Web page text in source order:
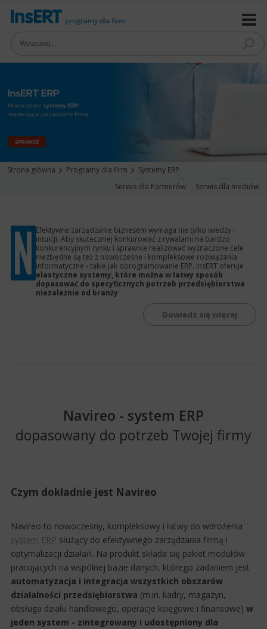
Strona główna Programy dla firm
Systemy ERP
Serwis dla Partnerów
Serwis dla mediów
Efektywne zarządzanie biznesem wymaga nie tylko wiedzy i
intuicji. Aby skuteczniej konkurować z rywalami na bardzo
konkurencyjnym rynku i sprawnie realizować wyznaczone cele
niezbędne są też z nowoczesne i kompleksowe rozwiązania
informatyczne - takie jak oprogramowanie ERP. InsERT oferuje
elastyczne systemy, które można w łatwy sposób
dopasować do specyficznych potrzeb przedsiębiorstwa
niezależnie od branży.
Dowiedz się więcej
Navireo - system ERP
dopasowany do potrzeb Twojej firmy
Czym dokładnie jest Navireo
Navireo to nowoczesny, kompleksowy i łatwy do wdrożenia
system ERP służący do efektywnego zarządzania firmą i
optymalizacji działań. Na produkt składa się pakiet modułów
pracujących na wspólnej bazie danych, którego zadaniem jest
automatyzacja i integracja wszystkich obszarów
działalności przedsiębiorstwa (m.in. kadry, magazyn,
obsługa działu handlowego, operacje księgowe i finansowe) w
jeden system - zintegrowany i udostępniony dla